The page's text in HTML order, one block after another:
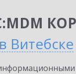
в Витебске